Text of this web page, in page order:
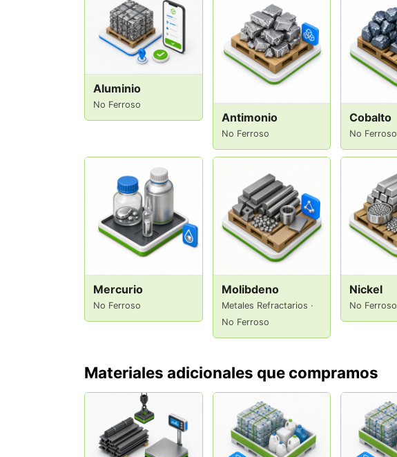
Aluminio
No Ferroso
Antimonio
No Ferroso
Cobalto
No Ferroso
Mercurio
No Ferroso
Molibdeno
Metales Refractarios ·
No Ferroso
Nickel
No Ferroso
Materiales adicionales que compramos